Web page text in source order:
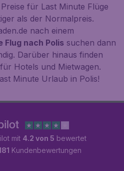
für Last Minute Flüge
als der Normalpreis.
nach einem
Flug nach Polis suchen dann
Darüber hinaus finden
Hotels und Mietwagen.
Minute Urlaub in Polis!
mit 4.2 von 5 bewertet
Kundenbewertungen